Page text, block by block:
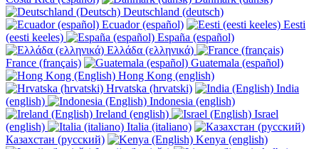
Deutschland (deutsch)
Ecuador (español)
Eesti
(eesti keeles)
España (español)
Ελλάδα (ελληνικά)
France (français)
Guatemala (español)
Hong Kong (english)
Hrvatska (hrvatski)
India
(english)
Indonesia (english)
Ireland (english)
Israel
(english)
Italia (italiano)
Казахстан (русский)
Kenya (english)